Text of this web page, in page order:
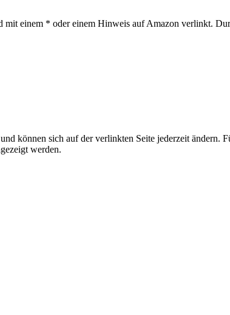
mit einem * oder einem Hinweis auf Amazon verlinkt.
können sich auf der verlinkten Seite jederzeit ändern.
werden.